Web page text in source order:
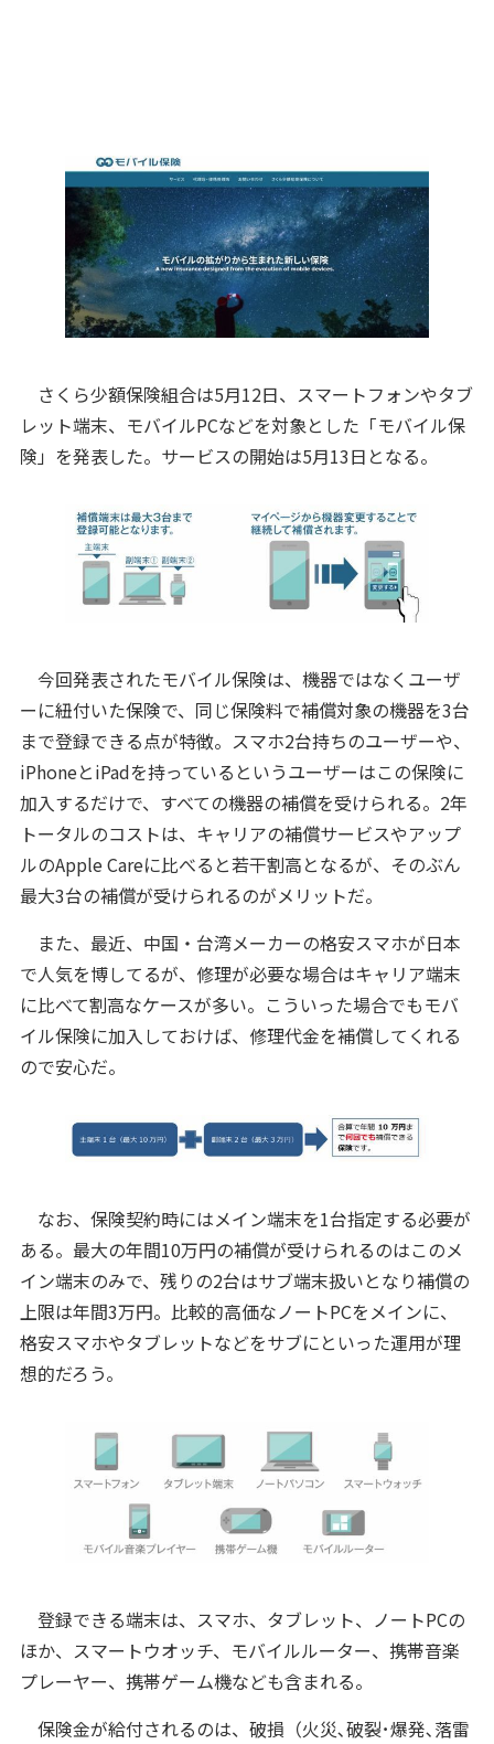
さくら少額保険組合は5月12日、スマートフォンやタブ
レット端末、モバイルPCなどを対象とした「モバイル保
険」を発表した。サービスの開始は5月13日となる。
今回発表されたモバイル保険は、機器ではなくユーザ
ーに紐付いた保険で、同じ保険料で補償対象の機器を3台
まで登録できる点が特徴。スマホ2台持ちのユーザーや、
iPhoneとiPadを持っているというユーザーはこの保険に
加入するだけで、すべての機器の補償を受けられる。2年
トータルのコストは、キャリアの補償サービスやアップ
ルのApple Careに比べると若干割高となるが、そのぶん
最大3台の補償が受けられるのがメリットだ。
また、最近、中国・台湾メーカーの格安スマホが日本
で人気を博してるが、修理が必要な場合はキャリア端末
に比べて割高なケースが多い。こういった場合でもモバ
イル保険に加入しておけば、修理代金を補償してくれる
ので安心だ。
なお、保険契約時にはメイン端末を1台指定する必要が
ある。最大の年間10万円の補償が受けられるのはこのメ
イン端末のみで、残りの2台はサブ端末扱いとなり補償の
上限は年間3万円。比較的高価なノートPCをメインに、
格安スマホやタブレットなどをサブにといった運用が理
想的だろう。
登録できる端末は、スマホ、タブレット、ノートPCの
ほか、スマートウオッチ、モバイルルーター、携帯音楽
プレーヤー、携帯ゲーム機なども含まれる。
保険金が給付されるのは、破損（⽕災､破裂･爆発､落雷